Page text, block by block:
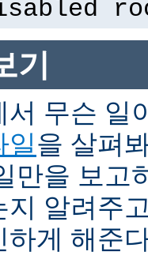
기
서 무슨 일
일을 살펴
만을 보고
지 알려주
하게 해준